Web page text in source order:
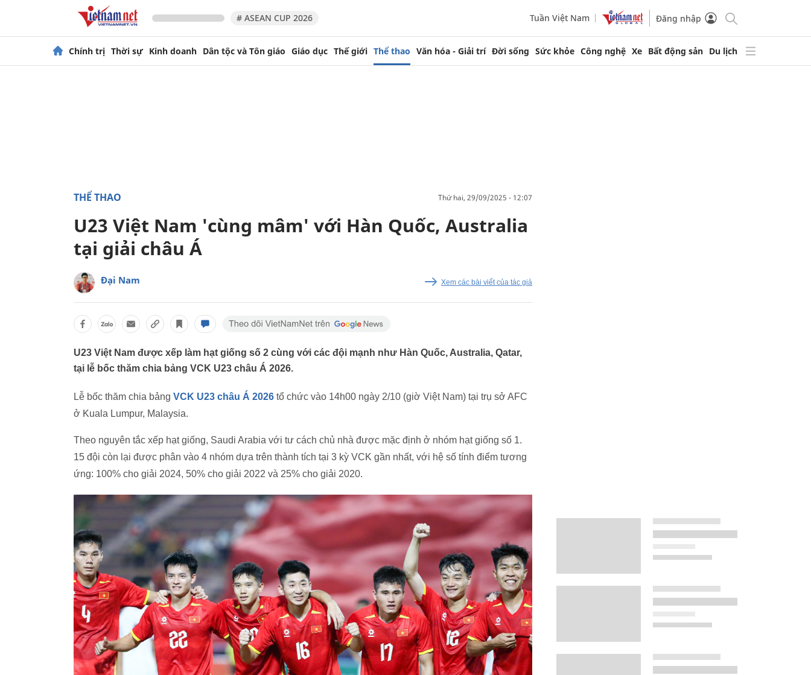
# ASEAN CUP 2026 Tuần Việt Nam Đăng nhập
Chính trị Thời sự Kinh doanh Dân tộc và Tôn giáo Giáo dục Thế giới Thể thao Văn hóa - Giải trí Đời sống Sức khỏe Công nghệ Xe Bất động sản Du lịch
THỂ THAO thứ hai, 29/09/2025 - 12:07
U23 Việt Nam 'cùng mâm' với Hàn Quốc, Australia
tại giải châu Á
Đại Nam Xem các bài viết của tác giả
U23 Việt Nam được xếp làm hạt giống số 2 cùng với các đội mạnh như Hàn Quốc, Australia, Qatar,
tại lễ bốc thăm chia bảng VCK U23 châu Á 2026.
Lễ bốc thăm chia bảng VCK U23 châu Á 2026 tổ chức vào 14h00 ngày 2/10 (giờ Việt Nam) tại trụ sở AFC
ở Kuala Lumpur, Malaysia.
Theo nguyên tắc xếp hạt giống, Saudi Arabia với tư cách chủ nhà được mặc định ở nhóm hạt giống số 1.
15 đội còn lại được phân vào 4 nhóm dựa trên thành tích tại 3 kỳ VCK gần nhất, với hệ số tính điểm tương
ứng: 100% cho giải 2024, 50% cho giải 2022 và 25% cho giải 2020.